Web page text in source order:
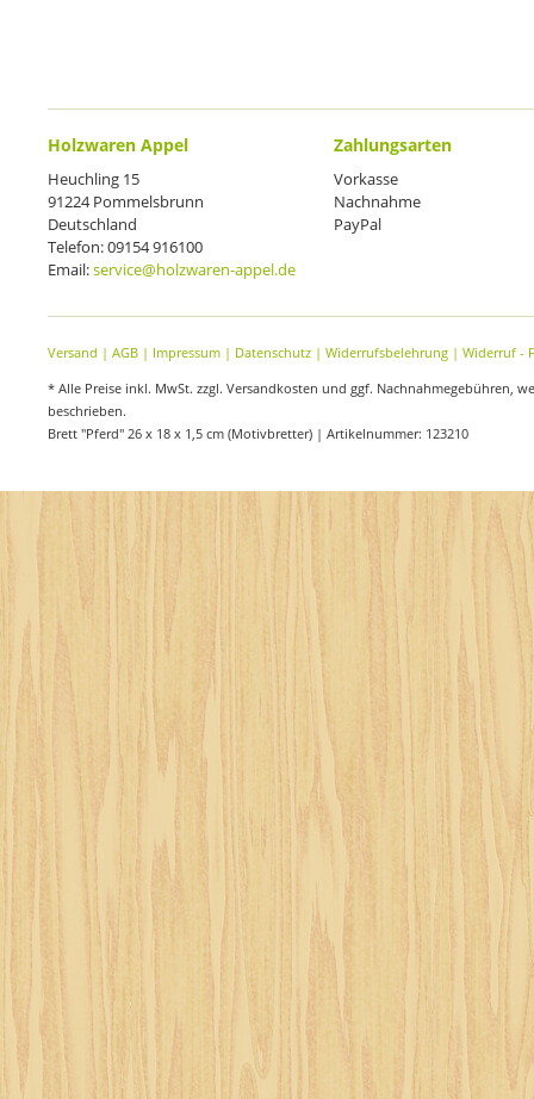
Holzwaren Appel
Heuchling 15
91224 Pommelsbrunn
Deutschland
Telefon: 09154 916100
Email:service@holzwaren-appel.de
Zahlungsarten
Vorkasse
Nachnahme
PayPal
Versand | AGB | Impressum | Datenschutz | Widerrufsbelehrung | Widerruf -
* Alle Preise inkl. MwSt. zzgl. Versandkosten und ggf. Nachnahmegebühren,
beschrieben.
Brett "Pferd" 26 x 18 x 1,5 cm (Motivbretter) | Artikelnummer: 123210